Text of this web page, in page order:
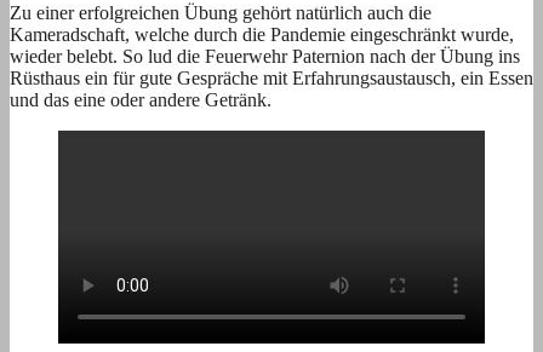
Zu einer erfolgreichen Übung gehört natürlich auch die
Kameradschaft, welche durch die Pandemie eingeschränkt wurde,
wieder belebt. So lud die Feuerwehr Paternion nach der Übung ins
Rüsthaus ein für gute Gespräche mit Erfahrungsaustausch, ein Essen
und das eine oder andere Getränk.